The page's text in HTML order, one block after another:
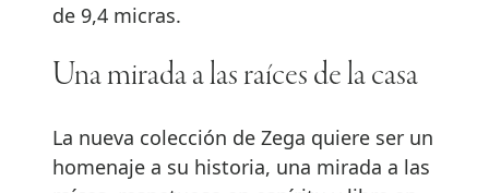
de 9,4 micras.
Una mirada a las raíces de la casa
La nueva colección de Zega quiere ser un
homenaje a su historia, una mirada a las